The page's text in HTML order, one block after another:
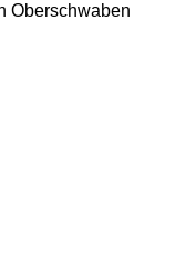
Oberschwaben